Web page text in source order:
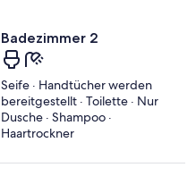
Badezimmer 2
Seife · Handtücher werden
bereitgestellt · Toilette · Nur
Dusche · Shampoo ·
Haartrockner